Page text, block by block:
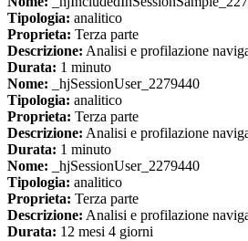
Tipologia: analitico
Proprieta: Terza parte
Descrizione: Analisi e profilazione
Durata: 1 minuto
Nome: _hjSessionUser_2279440
Tipologia: analitico
Proprieta: Terza parte
Descrizione: Analisi e profilazione
Durata: 1 minuto
Nome: _hjSessionUser_2279440
Tipologia: analitico
Proprieta: Terza parte
Descrizione: Analisi e profilazione
Durata: 12 mesi 4 giorni